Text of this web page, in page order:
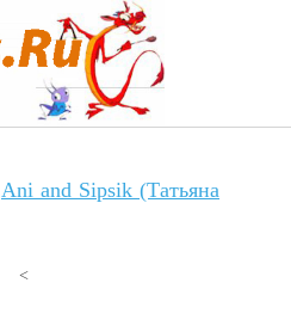
Ani and Sipsik (Татьяна
<